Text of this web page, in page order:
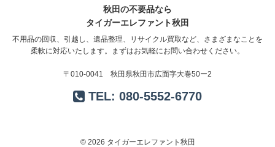
秋田の不要品なら
タイガーエレファント秋田
不用品の回収、引越し、遺品整理、リサイクル買取など、さまざまなことを
柔軟に対応いたします。まずはお気軽にお問い合わせください。
〒010-0041 秋田県秋田市広面字大巻50ー2
TEL: 080-5552-6770
© 2026 タイガーエレファント秋田